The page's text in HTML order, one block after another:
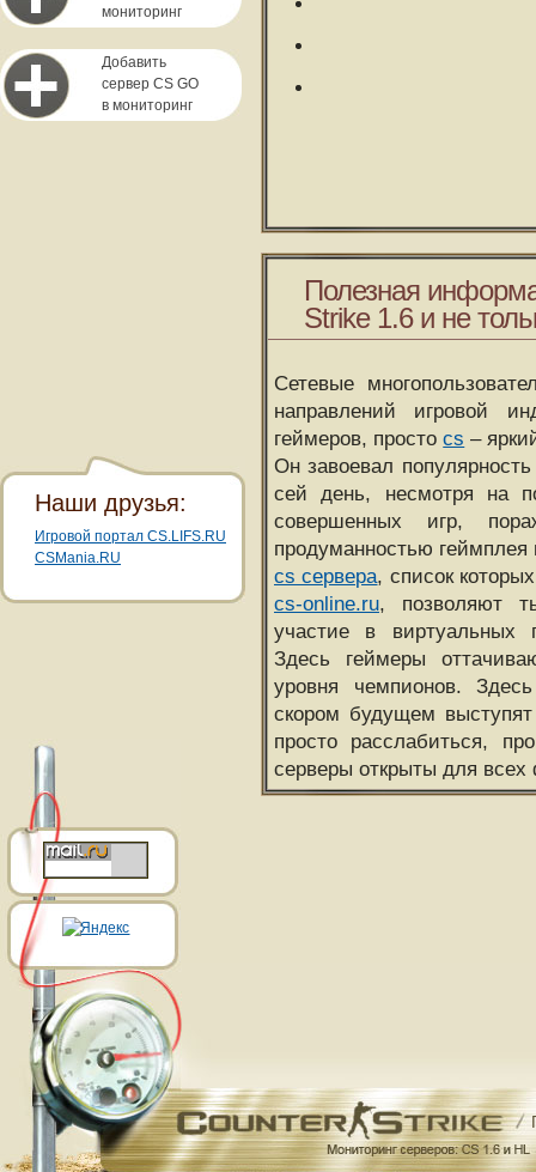
мониторинг
Добавить
сервер CS GO
в мониторинг
Полезная
Strike 1.6 и не
Сетевые
направлений игровой
геймеров, простоcs –
Он завоевал
сей день, несмотря на
совершенных игр,
продуманностью
cs сервера, список
cs-online.ru, позволяют
участие в виртуальных
Здесь геймеры
уровня чемпионов.
скором будущем
просто расслабиться,
серверы открыты для всех
Наши друзья:
Игровой портал CS.LIFS.RU
CSMania.RU